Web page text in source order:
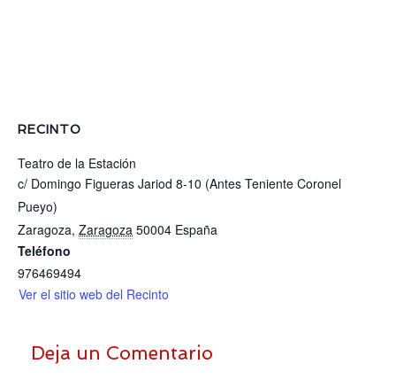
RECINTO
Teatro de la Estación
c/ Domingo Figueras Jariod 8-10 (Antes Teniente Coronel
Pueyo)
Zaragoza, Zaragoza 50004 España
Teléfono
976469494
Ver el sitio web del Recinto
Deja un Comentario